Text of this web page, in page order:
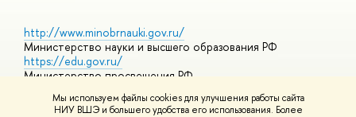
Мы используем файлы cookies для улучшения работы сайта
НИУ ВШЭ и большего удобства его использования. Более
http://www.minobrnauki.gov.ru/
Министерство науки и высшего образования РФ
https://edu.gov.ru/
Министерство просвещения РФ
Массовые открытые онлайн-курсы